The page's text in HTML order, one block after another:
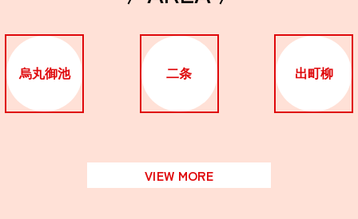
烏丸御池 二条 出町柳
VIEW MORE